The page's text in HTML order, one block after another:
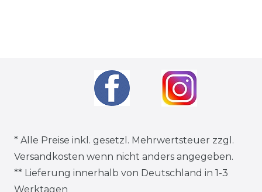
* Alle Preise inkl. gesetzl. Mehrwertsteuer zzgl.
Versandkosten wenn nicht anders angegeben.
** Lieferung innerhalb von Deutschland in 1-3
Werktagen